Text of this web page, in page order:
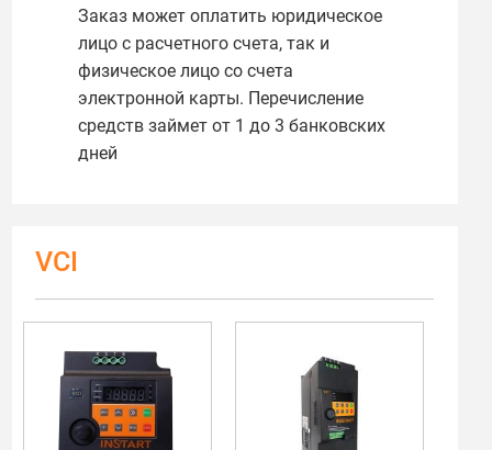
Заказ может оплатить юридическое
лицо с расчетного счета, так и
физическое лицо со счета
электронной карты. Перечисление
средств займет от 1 до 3 банковских
дней
VCI